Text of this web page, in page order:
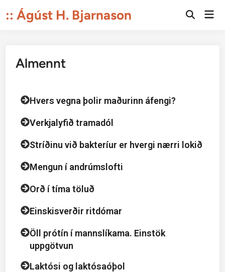
:: Ágúst H. Bjarnason
Almennt
Hvers vegna þolir maðurinn áfengi?
Verkjalyfið tramadól
Stríðinu við bakteríur er hvergi nærri lokið
Mengun í andrúmslofti
Orð í tíma töluð
Einskisverðir ritdómar
Öll prótín í mannslíkama. Einstök
uppgötvun
Laktósi og laktósaóþol